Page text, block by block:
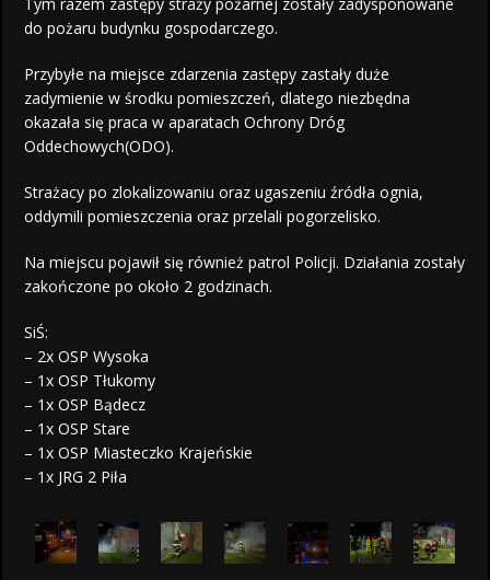
do pożaru budynku gospodarczego.
Przybyłe na miejsce zdarzenia zastępy zastały duże
zadymienie w środku pomieszczeń, dlatego niezbędna
okazała się praca w aparatach Ochrony Dróg
Oddechowych(ODO).
Strażacy po zlokalizowaniu oraz ugaszeniu źródła ognia,
oddymili pomieszczenia oraz przelali pogorzelisko.
Na miejscu pojawił się również patrol Policji. Działania zostały
zakończone po około 2 godzinach.
SiŚ:
– 2x OSP Wysoka
– 1x OSP Tłukomy
– 1x OSP Bądecz
– 1x OSP Stare
– 1x OSP Miasteczko Krajeńskie
– 1x JRG 2 Piła